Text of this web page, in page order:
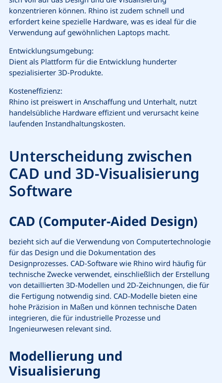
konzentrieren können. Rhino ist zudem schnell und
erfordert keine spezielle Hardware, was es ideal für die
Verwendung auf gewöhnlichen Laptops macht.
Entwicklungsumgebung:
Dient als Plattform für die Entwicklung hunderter
spezialisierter 3D-Produkte.
Kosteneffizienz:
Rhino ist preiswert in Anschaffung und Unterhalt, nutzt
handelsübliche Hardware effizient und verursacht keine
laufenden Instandhaltungskosten.
Unterscheidung zwischen
CAD und 3D-Visualisierung
Software
CAD (Computer-Aided Design)
bezieht sich auf die Verwendung von Computertechnologie
für das Design und die Dokumentation des
Designprozesses. CAD-Software wie Rhino wird häufig für
technische Zwecke verwendet, einschließlich der Erstellung
von detaillierten 3D-Modellen und 2D-Zeichnungen, die für
die Fertigung notwendig sind. CAD-Modelle bieten eine
hohe Präzision in Maßen und können technische Daten
integrieren, die für industrielle Prozesse und
Ingenieurwesen relevant sind.
Modellierung und
Visualisierung